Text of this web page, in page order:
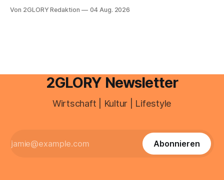
besitzt, loggt sich heute über das Vodafone E-Mail & Cloud
Von 2GLORY Redaktion 04 Aug. 2026
2GLORY Newsletter
Wirtschaft | Kultur | Lifestyle
Abonnieren